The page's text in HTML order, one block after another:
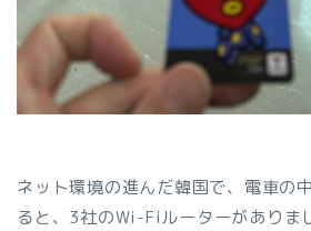
ネット環境の進んだ韓国で、電車の
ると、3社のWi-Fiルーターがありま